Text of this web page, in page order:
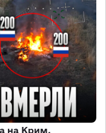
на Крим,